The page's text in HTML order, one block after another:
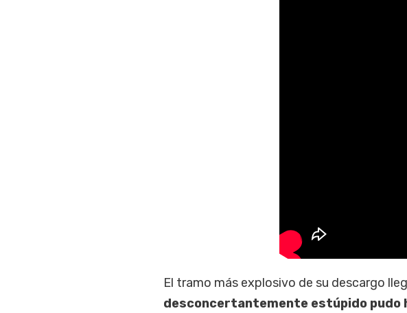
El tramo más explosivo de su descargo
desconcertantemente estúpido pudo